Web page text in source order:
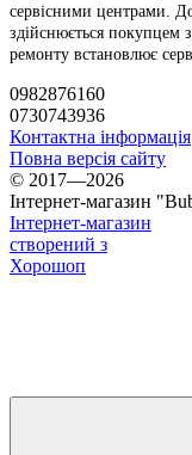
сервісними центрами.
здійснюється покупцем
ремонту встановлює
0982876160
0730743936
Контактна інформація
Повна версія сайту
© 2017—2026
Інтернет-магазин
Інтернет-магазин
створений з
Хорошоп